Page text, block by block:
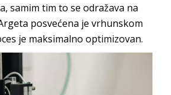
samim tim to se odražava na
posvećena je vrhunskom
je maksimalno optimizovan.